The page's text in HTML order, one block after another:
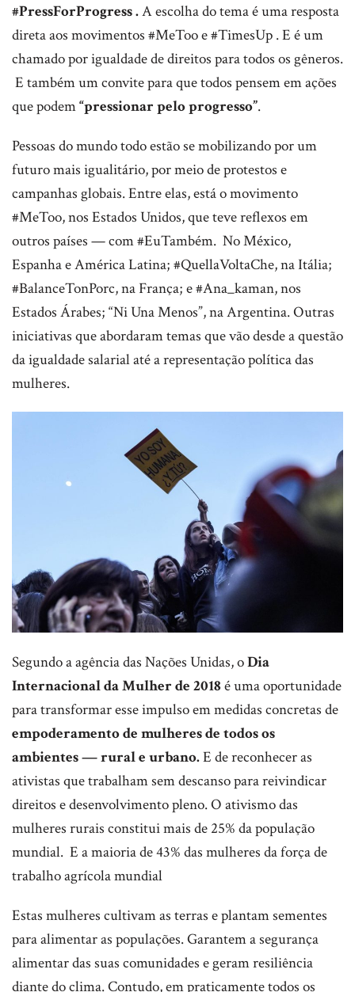
#PressForProgress .A escolha do tema é uma resposta
direta aos movimentos #MeToo e #TimesUp . E é um
chamado por igualdade de direitos para todos os gêneros.
E também um convite para que todos pensem em ações
que podem“pressionar pelo progresso”.
Pessoas do mundo todo estão se mobilizando por um
futuro mais igualitário, por meio de protestos e
campanhas globais. Entre elas, está o movimento
#MeToo, nos Estados Unidos, que teve reflexos em
outros países — com #EuTambém. No México,
Espanha e América Latina; #QuellaVoltaChe, na Itália;
#BalanceTonPorc, na França; e #Ana_kaman, nos
Estados Árabes; “Ni Una Menos”, na Argentina. Outras
iniciativas que abordaram temas que vão desde a questão
da igualdade salarial até a representação política das
mulheres.
Segundo a agência das Nações Unidas, oDia
Internacional da Mulher de 2018é uma oportunidade
para transformar esse impulso em medidas concretas de
empoderamento de mulheres de todos os
ambientes — rural e urbano.E de reconhecer as
ativistas que trabalham sem descanso para reivindicar
direitos e desenvolvimento pleno. O ativismo das
mulheres rurais constitui mais de 25% da população
mundial. E a maioria de 43% das mulheres da força de
trabalho agrícola mundial
Estas mulheres cultivam as terras e plantam sementes
para alimentar as populações. Garantem a segurança
alimentar das suas comunidades e geram resiliência
diante do clima. Contudo, em praticamente todos os